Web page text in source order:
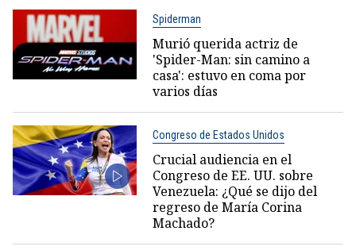
Spiderman
Murió querida actriz de
'Spider-Man: sin camino a
casa': estuvo en coma por
varios días
Congreso de Estados Unidos
Crucial audiencia en el
Congreso de EE. UU. sobre
Venezuela: ¿Qué se dijo del
regreso de María Corina
Machado?